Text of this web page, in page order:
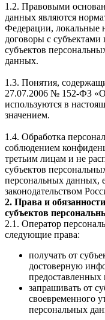
1.2. Правовыми
данных являются
Федерации, локальные
договоры с
субъектов
данных.
1.3. Понятия,
27.07.2006 № 152-ФЗ
используются в
значением.
1.4. Обработка
соблюдением
третьим лицам и не
субъектов
персональных данных,
законодательством
2. Права и
субъектов
2.1. Оператор
следующие права:
получать от
достоверную
запрашивать от
своевременного
персональных